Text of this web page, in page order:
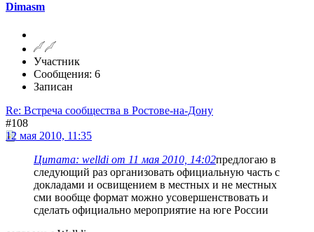
Dimasm
Участник
Сообщения: 6
Записан
Re: Встреча сообщества в Ростове-на-Дону
#108
12 мая 2010, 11:35
Цитата: welldi от 11 мая 2010, 14:02предлогаю в
следующий раз организовать официальную часть с
докладами и освищением в местных и не местных
сми вообще формат можно усовершенствовать и
сделать официально мероприятие на юге России